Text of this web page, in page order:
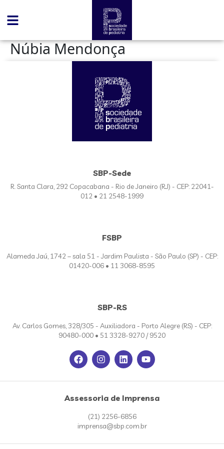
Núbia Mendonça
SBP-Sede
R. Santa Clara, 292 Copacabana - Rio de Janeiro (RJ) - CEP: 22041-
012 • 21 2548-1999
FSBP
Alameda Jaú, 1742 – sala 51 - Jardim Paulista - São Paulo (SP) - CEP:
01420-006 • 11 3068-8595
SBP-RS
Av. Carlos Gomes, 328/305 - Auxiliadora - Porto Alegre (RS) - CEP:
90480-000 • 51 3328-9270 / 9520
Assessoria de Imprensa
(21) 2256-6856
imprensa@sbp.com.br